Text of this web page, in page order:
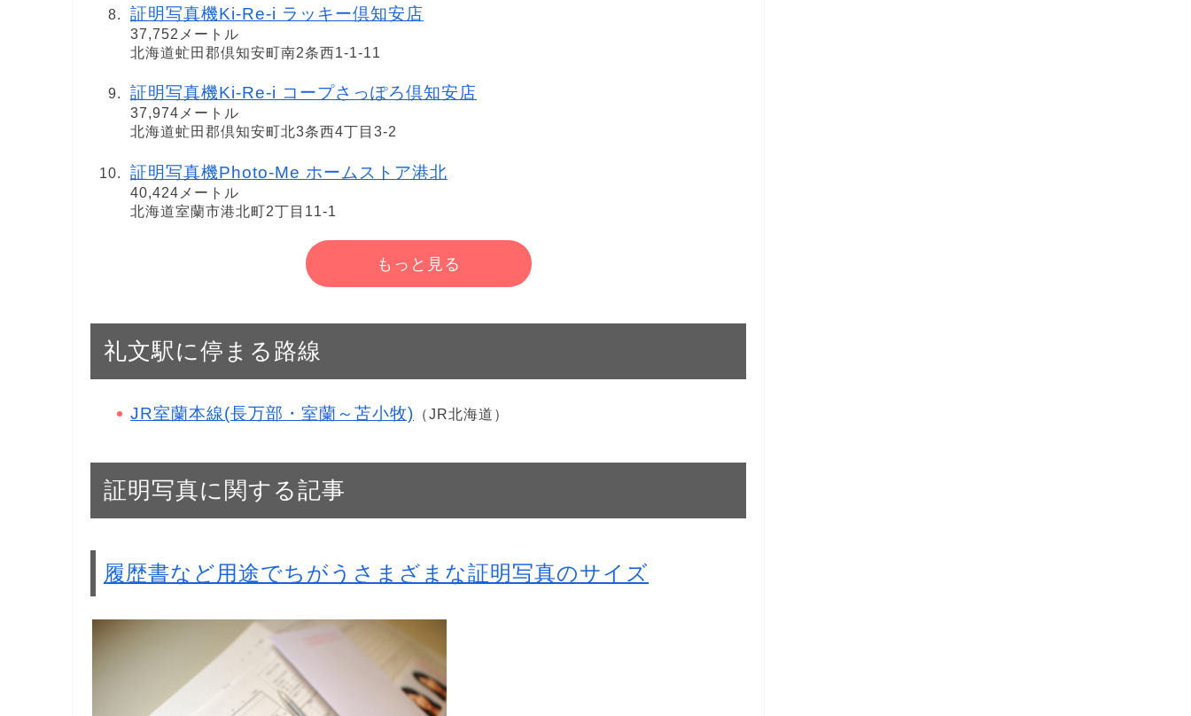
証明写真機Ki-Re-i ラッキー倶知安店
37,752メートル
北海道虻田郡倶知安町南2条西1-1-11
証明写真機Ki-Re-i コープさっぽろ倶知安店
37,974メートル
北海道虻田郡倶知安町北3条西4丁目3-2
証明写真機Photo-Me ホームストア港北
40,424メートル
北海道室蘭市港北町2丁目11-1
もっと見る
礼文駅に停まる路線
JR室蘭本線(長万部・室蘭～苫小牧) （JR北海道）
証明写真に関する記事
履歴書など用途でちがうさまざまな証明写真のサイズ